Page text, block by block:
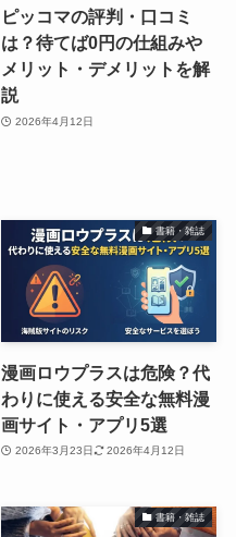
ピッコマの評判・口コミ
は？待てば0円の仕組みや
メリット・デメリットを解
説
2026年4月12日
書籍・雑誌
漫画ロウプラスは危険？代
わりに使える安全な無料漫
画サイト・アプリ5選
2026年3月23日 2026年4月12日
書籍・雑誌